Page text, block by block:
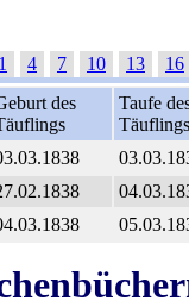
1 4 7 10 13
16
des
Taufe
Täuflings